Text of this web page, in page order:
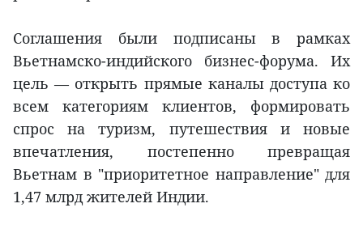
Соглашения были подписаны в рамках
Вьетнамско-индийского бизнес-форума. Их
цель — открыть прямые каналы доступа ко
всем категориям клиентов, формировать
спрос на туризм, путешествия и новые
впечатления, постепенно превращая
Вьетнам в "приоритетное направление" для
1,47 млрд жителей Индии.